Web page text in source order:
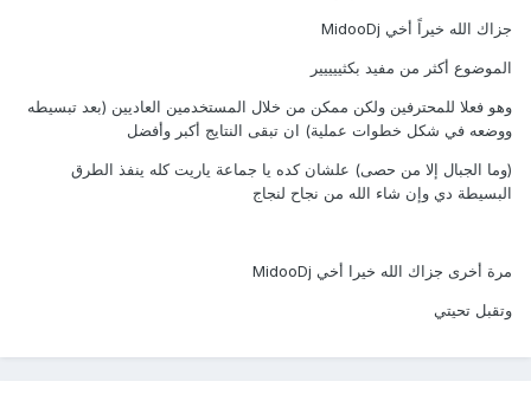
جزاك الله خيراً أخي MidooDj
الموضوع أكثر من مفيد بكثييييير
وهو فعلا للمحترفين ولكن ممكن من خلال المستخدمين العاديين (بعد تبسيطه
ووضعه في شكل خطوات عملية) ان تبقى النتايج أكبر وأفضل
(وما الجبال إلا من حصى) علشان كده يا جماعة ياريت كله ينفذ الطرق
البسيطة دي وإن شاء الله من نجاح لنجاج
مرة أخرى جزاك الله خيرا أخي MidooDj
وتقبل تحيتي